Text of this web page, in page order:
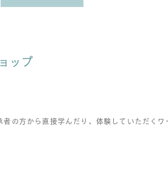
ップ
者の方から直接学んだり、体験していただくワ